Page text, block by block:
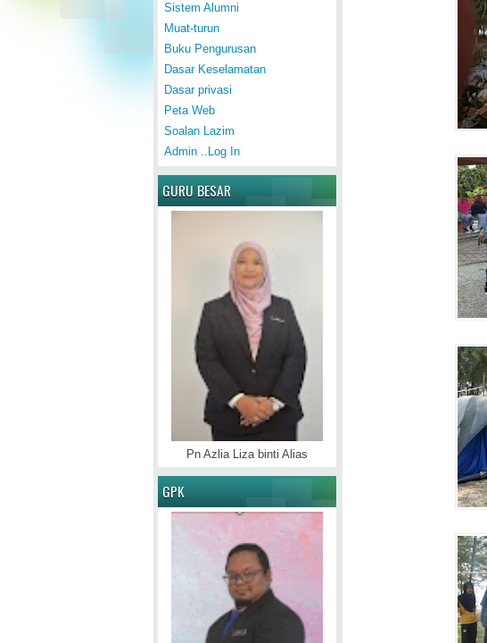
Sistem Alumni
Muat-turun
Buku Pengurusan
Dasar Keselamatan
Dasar privasi
Peta Web
Soalan Lazim
Admin ..Log In
GURU BESAR
Pn Azlia Liza binti Alias
GPK